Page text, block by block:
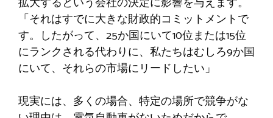
「それはすでに大きな財政的コミットメントで
す。したがって、25か国にいて10位または15位
にランクされる代わりに、私たちはむしろ9か国
にいて、それらの市場にリードしたい」
現実には、多くの場合、特定の場所で競争がな